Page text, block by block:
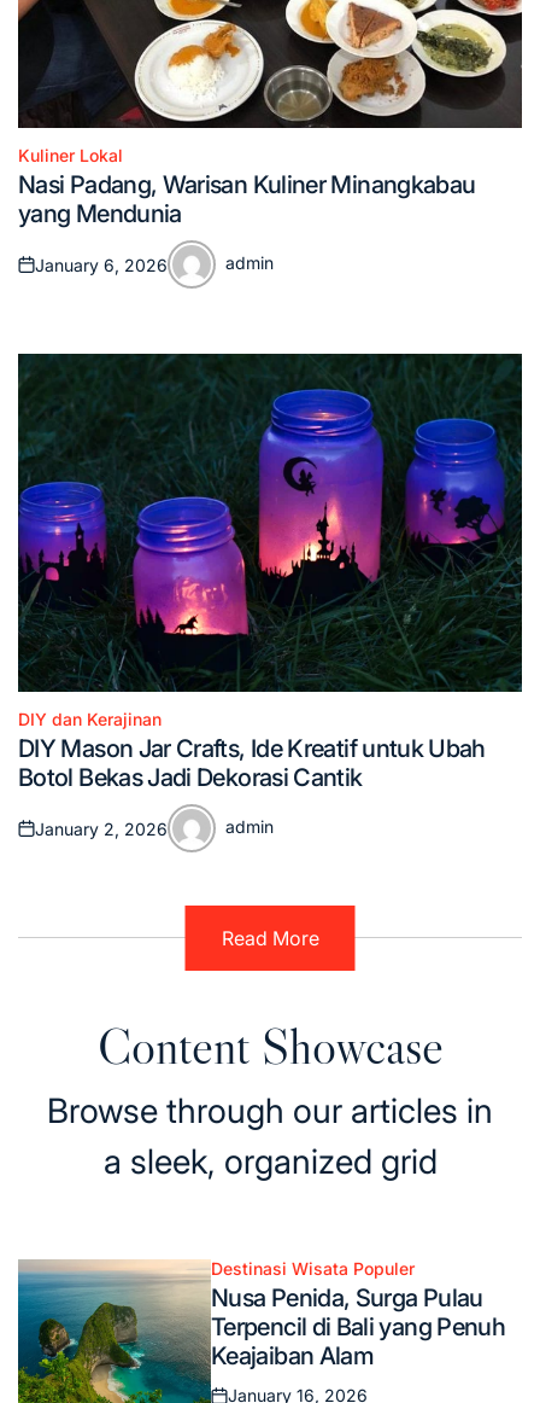
Posted
in
Kuliner Lokal
Nasi Padang, Warisan Kuliner Minangkabau
yang Mendunia
Posted
January 6, 2026
Posted
admin
Posted
in
DIY dan Kerajinan
DIY Mason Jar Crafts, Ide Kreatif untuk Ubah
Botol Bekas Jadi Dekorasi Cantik
Posted
January 2, 2026
Posted
admin
Read More
Content Showcase
Browse through our articles in
a sleek, organized grid
Posted
in
Destinasi Wisata Populer
Nusa Penida, Surga Pulau
Terpencil di Bali yang Penuh
Keajaiban Alam
January 16, 2026